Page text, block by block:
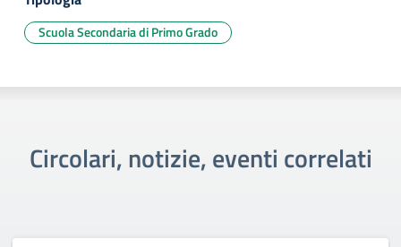
Scuola Secondaria di Primo Grado
Circolari, notizie, eventi correlati